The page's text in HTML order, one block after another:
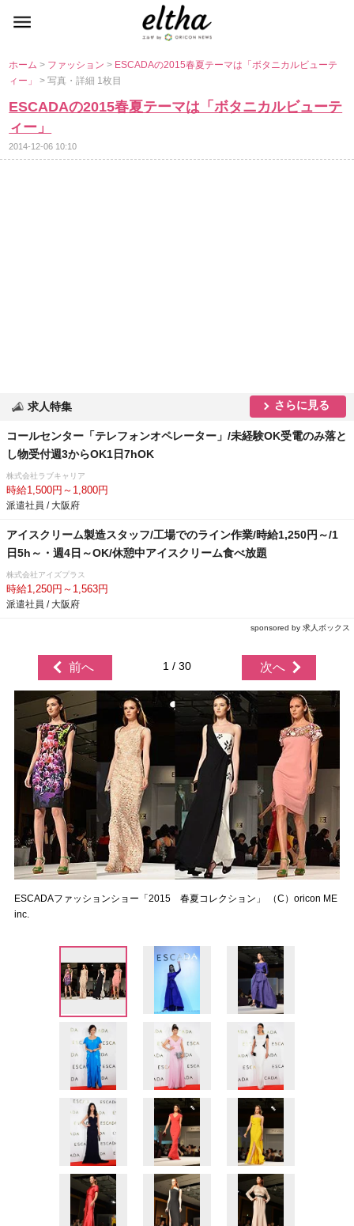
ホーム> ファッション> ESCADAの2015春夏テーマは「ボタニカルビューテ
ィー」> 写真・詳細 1枚目
ESCADAの2015春夏テーマは「ボタニカルビューテ
ィー」
2014-12-06 10:10
求人特集 さらに見る
コールセンター「テレフォンオペレーター」/未経験OK受電のみ落と
し物受付週3からOK1日7hOK
株式会社ラブキャリア
時給1,500円～1,800円
派遣社員 / 大阪府
アイスクリーム製造スタッフ/工場でのライン作業/時給1,250円～/1
日5h～・週4日～OK/休憩中アイスクリーム食べ放題
株式会社アイズプラス
時給1,250円～1,563円
派遣社員 / 大阪府
sponsored by 求人ボックス
前へ 1 / 30 次へ
ESCADAファッションショー「2015 春夏コレクション」 （C）oricon ME
inc.